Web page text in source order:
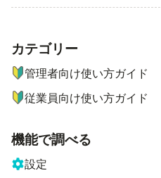
ナビゲーションメニュー
カテゴリー
管理者向け使い方ガイド
従業員向け使い方ガイド
機能で調べる
設定